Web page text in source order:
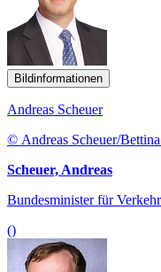
Bildinformationen
Andreas Scheuer
© Andreas Scheuer/
Scheuer, Andreas
Bundesminister für
()